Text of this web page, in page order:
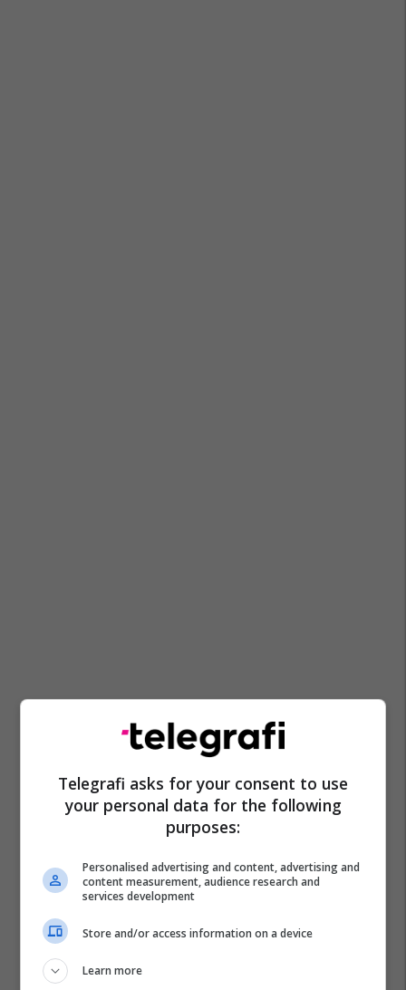
Telegrafi asks for your consent to use
your personal data for the following
purposes:
Personalised advertising and content, advertising and
content measurement, audience research and
services development
Store and/or access information on a device
Learn more